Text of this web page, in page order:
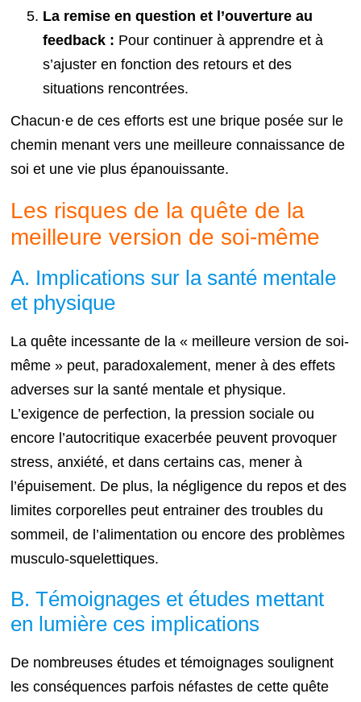
La remise en question et l’ouverture au
feedback : Pour continuer à apprendre et à
s’ajuster en fonction des retours et des
situations rencontrées.
Chacun·e de ces efforts est une brique posée sur le
chemin menant vers une meilleure connaissance de
soi et une vie plus épanouissante.
Les risques de la quête de la
meilleure version de soi-même
A. Implications sur la santé mentale
et physique
La quête incessante de la « meilleure version de soi-
même » peut, paradoxalement, mener à des effets
adverses sur la santé mentale et physique.
L’exigence de perfection, la pression sociale ou
encore l’autocritique exacerbée peuvent provoquer
stress, anxiété, et dans certains cas, mener à
l’épuisement. De plus, la négligence du repos et des
limites corporelles peut entrainer des troubles du
sommeil, de l’alimentation ou encore des problèmes
musculo-squelettiques.
B. Témoignages et études mettant
en lumière ces implications
De nombreuses études et témoignages soulignent
les conséquences parfois néfastes de cette quête